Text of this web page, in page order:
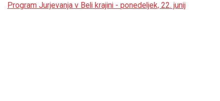
Program Jurjevanja v Beli krajini - ponedeljek, 22. junij